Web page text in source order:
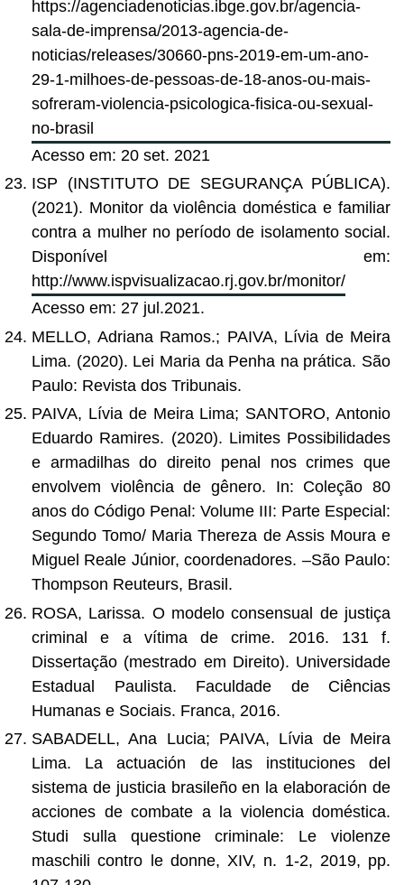
https://agenciadenoticias.ibge.gov.br/agencia-
sala-de-imprensa/2013-agencia-de-
noticias/releases/30660-pns-2019-em-um-ano-
29-1-milhoes-de-pessoas-de-18-anos-ou-mais-
sofreram-violencia-psicologica-fisica-ou-sexual-
no-brasil
Acesso em: 20 set. 2021
ISP (INSTITUTO DE SEGURANÇA PÚBLICA).
(2021). Monitor da violência doméstica e familiar
contra a mulher no período de isolamento social.
Disponível em:
http://www.ispvisualizacao.rj.gov.br/monitor/
Acesso em: 27 jul.2021.
MELLO, Adriana Ramos.; PAIVA, Lívia de Meira
Lima. (2020). Lei Maria da Penha na prática. São
Paulo: Revista dos Tribunais.
PAIVA, Lívia de Meira Lima; SANTORO, Antonio
Eduardo Ramires. (2020). Limites Possibilidades
e armadilhas do direito penal nos crimes que
envolvem violência de gênero. In: Coleção 80
anos do Código Penal: Volume III: Parte Especial:
Segundo Tomo/ Maria Thereza de Assis Moura e
Miguel Reale Júnior, coordenadores. –São Paulo:
Thompson Reuteurs, Brasil.
ROSA, Larissa. O modelo consensual de justiça
criminal e a vítima de crime. 2016. 131 f.
Dissertação (mestrado em Direito). Universidade
Estadual Paulista. Faculdade de Ciências
Humanas e Sociais. Franca, 2016.
SABADELL, Ana Lucia; PAIVA, Lívia de Meira
Lima. La actuación de las instituciones del
sistema de justicia brasileño en la elaboración de
acciones de combate a la violencia doméstica.
Studi sulla questione criminale: Le violenze
maschili contro le donne, XIV, n. 1-2, 2019, pp.